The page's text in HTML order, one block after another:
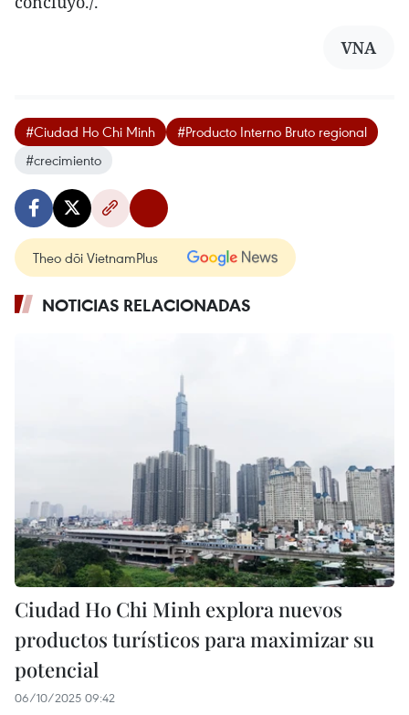
VNA
#Ciudad Ho Chi Minh
#Producto Interno Bruto regional
#crecimiento
Theo dõi VietnamPlus
NOTICIAS RELACIONADAS
Ciudad Ho Chi Minh explora nuevos
productos turísticos para maximizar su
potencial
06/10/2025 09:42